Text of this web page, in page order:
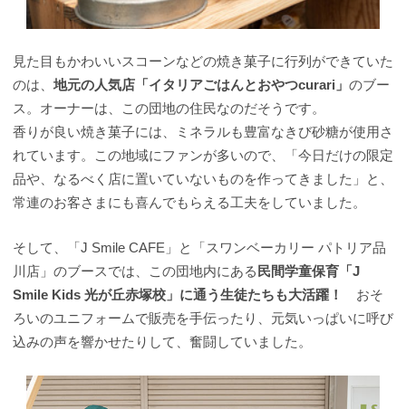
見た目もかわいいスコーンなどの焼き菓子に行列ができていた
のは、 地元の人気店「イタリアごはんとおやつcurari」 のブー
ス。オーナーは、この団地の住民なのだそうです。
香りが良い焼き菓子には、ミネラルも豊富なきび砂糖が使用さ
れています。この地域にファンが多いので、「今日だけの限定
品や、なるべく店に置いていないものを作ってきました」と、
常連のお客さまにも喜んでもらえる工夫をしていました。
そして、「J Smile CAFE」と「スワンベーカリー パトリア品
川店」のブースでは、この団地内にある 民間学童保育「J
Smile Kids 光が丘赤塚校」に通う生徒たちも大活躍！
おそ
ろいのユニフォームで販売を手伝ったり、元気いっぱいに呼び
込みの声を響かせたりして、奮闘していました。